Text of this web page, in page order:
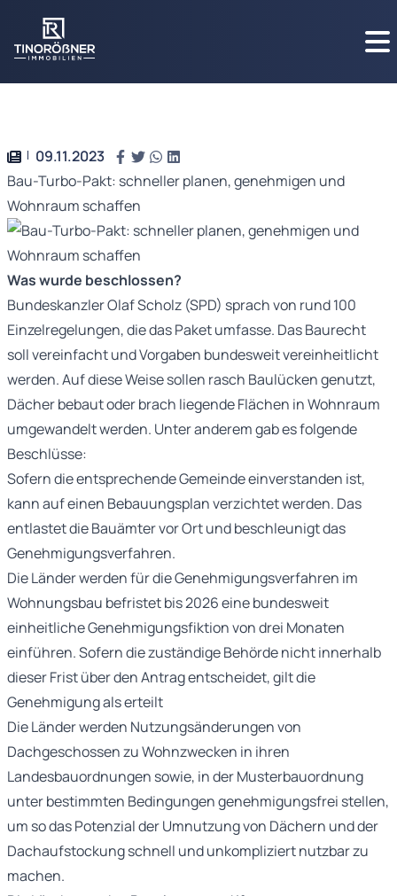
09.11.2023
Bau-Turbo-Pakt: schneller planen, genehmigen und
Wohnraum schaffen
Was wurde beschlossen?
Bundeskanzler Olaf Scholz (SPD) sprach von rund 100
Einzelregelungen, die das Paket umfasse. Das Baurecht
soll vereinfacht und Vorgaben bundesweit vereinheitlicht
werden. Auf diese Weise sollen rasch Baulücken genutzt,
Dächer bebaut oder brach liegende Flächen in Wohnraum
umgewandelt werden. Unter anderem gab es folgende
Beschlüsse:
Sofern die entsprechende Gemeinde einverstanden ist,
kann auf einen Bebauungsplan verzichtet werden. Das
entlastet die Bauämter vor Ort und beschleunigt das
Genehmigungsverfahren.
Die Länder werden für die Genehmigungsverfahren im
Wohnungsbau befristet bis 2026 eine bundesweit
einheitliche Genehmigungsfiktion von drei Monaten
einführen. Sofern die zuständige Behörde nicht innerhalb
dieser Frist über den Antrag entscheidet, gilt die
Genehmigung als erteilt
Die Länder werden Nutzungsänderungen von
Dachgeschossen zu Wohnzwecken in ihren
Landesbauordnungen sowie, in der Musterbauordnung
unter bestimmten Bedingungen genehmigungsfrei stellen,
um so das Potenzial der Umnutzung von Dächern und der
Dachaufstockung schnell und unkompliziert nutzbar zu
machen.